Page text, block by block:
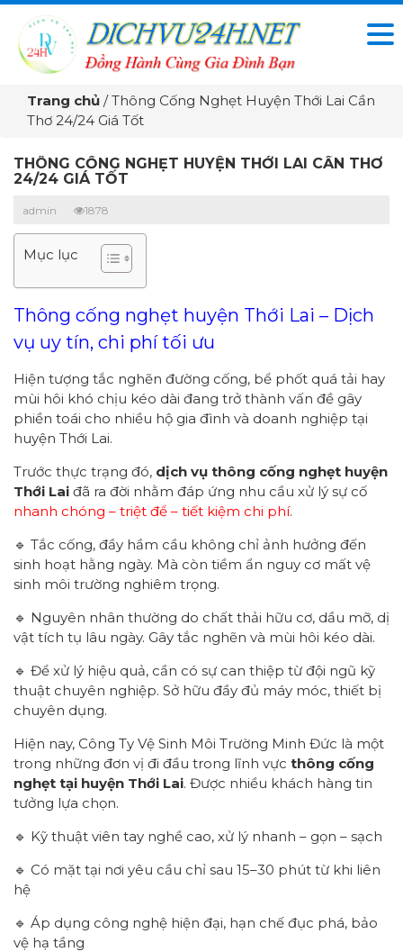
Trang chủ /Thông Cống Nghẹt Huyện Thới Lai Cần
Thơ 24/24 Giá Tốt
THÔNG CỐNG NGHẸT HUYỆN THỚI LAI CẦN THƠ
24/24 GIÁ TỐT
admin 1878
Mục lục
Thông cống nghẹt huyện Thới Lai – Dịch
vụ uy tín, chi phí tối ưu
Hiện tượng tắc nghẽn đường cống, bể phốt quá tải hay
mùi hôi khó chịu kéo dài đang trở thành vấn đề gây
phiền toái cho nhiều hộ gia đình và doanh nghiệp tại
huyện Thới Lai.
Trước thực trạng đó, dịch vụ thông cống nghẹt huyện
Thới Lai đã ra đời nhằm đáp ứng nhu cầu xử lý sự cố
nhanh chóng – triệt để – tiết kiệm chi phí.
🔹 Tắc cống, đầy hầm cầu không chỉ ảnh hưởng đến
sinh hoạt hằng ngày. Mà còn tiềm ẩn nguy cơ mất vệ
sinh môi trường nghiêm trọng.
🔹 Nguyên nhân thường do chất thải hữu cơ, dầu mỡ, dị
vật tích tụ lâu ngày. Gây tắc nghẽn và mùi hôi kéo dài.
🔹 Để xử lý hiệu quả, cần có sự can thiệp từ đội ngũ kỹ
thuật chuyên nghiệp. Sở hữu đầy đủ máy móc, thiết bị
chuyên dụng.
Hiện nay, Công Ty Vệ Sinh Môi Trường Minh Đức là một
trong những đơn vị đi đầu trong lĩnh vực thông cống
nghẹt tại huyện Thới Lai. Được nhiều khách hàng tin
tưởng lựa chọn.
🔹 Kỹ thuật viên tay nghề cao, xử lý nhanh – gọn – sạch
🔹 Có mặt tại nơi yêu cầu chỉ sau 15–30 phút từ khi liên
hệ
🔹 Áp dụng công nghệ hiện đại, hạn chế đục phá, bảo
vệ hạ tầng